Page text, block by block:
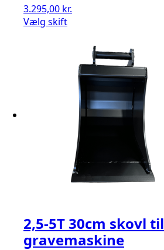
3.295,00 kr.
Vælg skift
2,5-5T 30cm skovl til
gravemaskine